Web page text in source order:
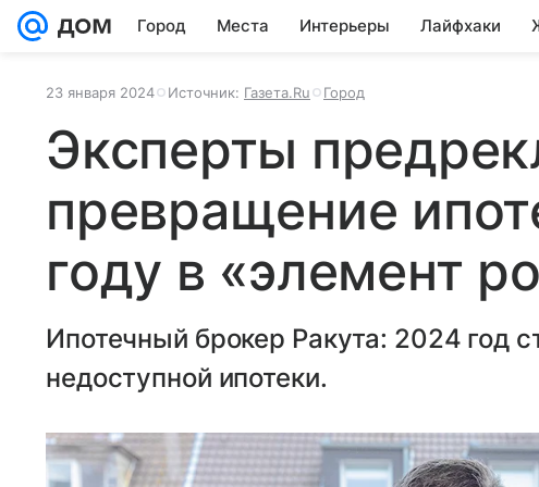
Город Места Интерьеры Лайфхаки
23 января 2024 Источник: Газета.Ru Город
Эксперты
превращение
году в «элемент
Ипотечный брокер Ракута: 2024 год
недоступной ипотеки.